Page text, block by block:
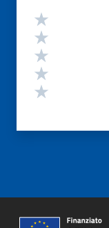
Valutazione